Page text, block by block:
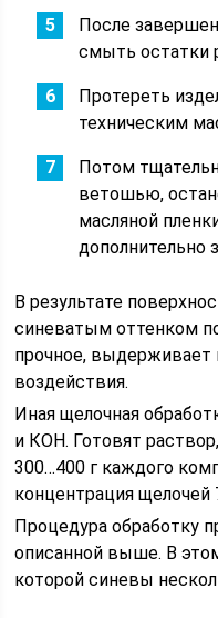
После
смыть остатки
Протереть
техническим
Потом
ветошью,
масляной
дополнительно
В результате
синеватым оттенком
прочное, выдерживает
воздействия.
Иная щелочная
и КОН. Готовят
300…400 г каждого
концентрация щелочей
Процедура обработку
описанной выше. В
которой синевы